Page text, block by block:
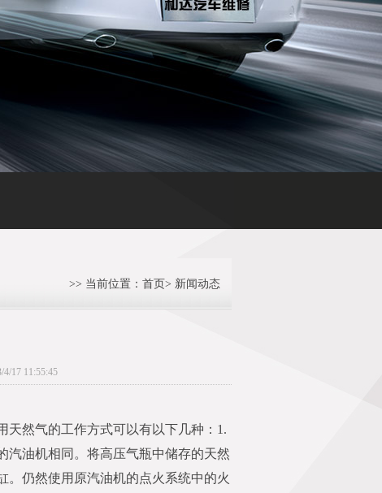
>> 当前位置： 首页> 新闻动态
17 11:55:45
天然气的工作方式可以有以下几种：1.
汽油机相同。将高压气瓶中储存的天然
。仍然使用原汽油机的点火系统中的火